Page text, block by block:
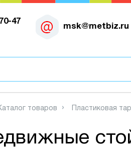
47
msk@metbiz.ru
товаров Пластиковая